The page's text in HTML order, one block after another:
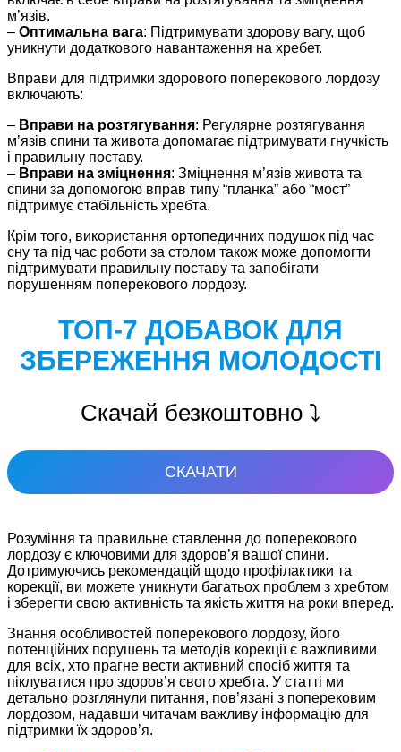
м’язів.
– Оптимальна вага: Підтримувати здорову вагу, щоб
уникнути додаткового навантаження на хребет.
Вправи для підтримки здорового поперекового лордозу
включають:
– Вправи на розтягування: Регулярне розтягування
м’язів спини та живота допомагає підтримувати гнучкість
і правильну поставу.
– Вправи на зміцнення: Зміцнення м’язів живота та
спини за допомогою вправ типу “планка” або “мост”
підтримує стабільність хребта.
Крім того, використання ортопедичних подушок під час
сну та під час роботи за столом також може допомогти
підтримувати правильну поставу та запобігати
порушенням поперекового лордозу.
ТОП-7 ДОБАВОК ДЛЯ
ЗБЕРЕЖЕННЯ МОЛОДОСТІ
Скачай безкоштовно ⤵️
СКАЧАТИ
Розуміння та правильне ставлення до поперекового
лордозу є ключовими для здоров’я вашої спини.
Дотримуючись рекомендацій щодо профілактики та
корекції, ви можете уникнути багатьох проблем з хребтом
і зберегти свою активність та якість життя на роки вперед.
Знання особливостей поперекового лордозу, його
потенційних порушень та методів корекції є важливими
для всіх, хто прагне вести активний спосіб життя та
піклуватися про здоров’я свого хребта. У статті ми
детально розглянули питання, пов’язані з поперековим
лордозом, надавши читачам важливу інформацію для
підтримки їх здоров’я.